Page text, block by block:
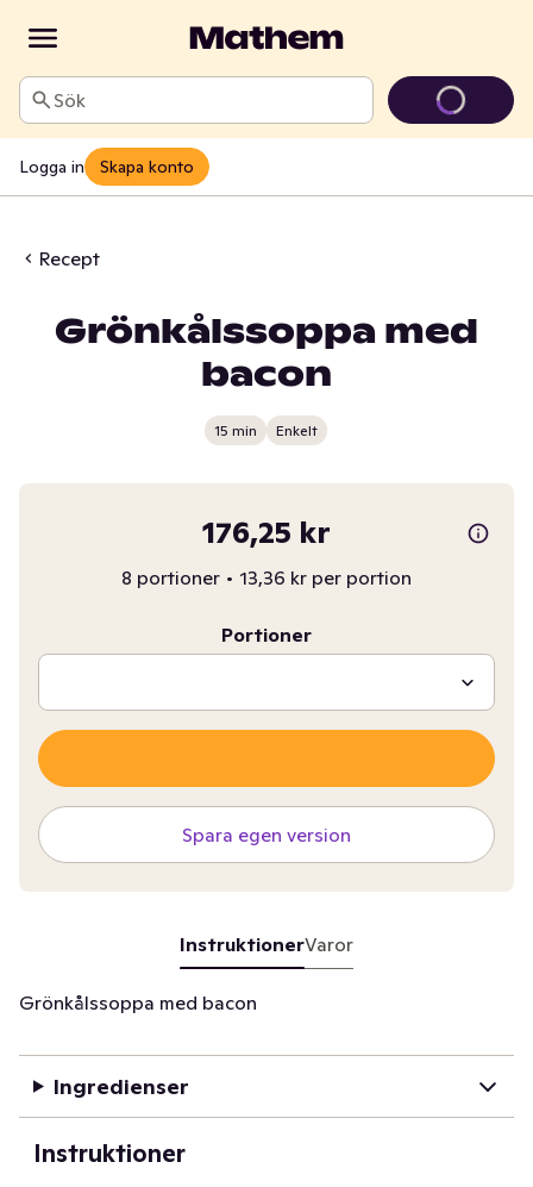
Sök
Logga in Skapa konto
Recept
Grönkålssoppa med
bacon
15 min Enkelt
176,25 kr
8 portioner • 13,36 kr per portion
Portioner
Spara egen version
InstruktionerVaror
Grönkålssoppa med bacon
Ingredienser
Instruktioner